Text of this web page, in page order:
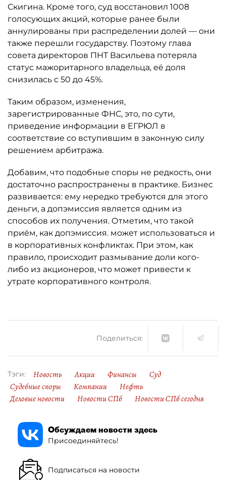
Скигина. Кроме того, суд восстановил 1008
голосующих акций, которые ранее были
аннулированы при распределении долей — они
также перешли государству. Поэтому глава
совета директоров ПНТ Васильева потеряла
статус мажоритарного владельца, её доля
снизилась с 50 до 45%.
Таким образом, изменения,
зарегистрированные ФНС, это, по сути,
приведение информации в ЕГРЮЛ в
соответствие со вступившим в законную силу
решением арбитража.
Добавим, что подобные споры не редкость, они
достаточно распространены в практике. Бизнес
развивается: ему нередко требуются для этого
деньги, а допэмиссия является одним из
способов их получения. Отметим, что такой
приём, как допэмиссия. может использоваться и
в корпоративных конфликтах. При этом, как
правило, происходит размывание доли кого-
либо из акционеров, что может привести к
утрате корпоративного контроля.
Поделиться:
Тэги: Новость Акции Финансы
Суд
Судебные споры
Компании
Нефть
Деловые новости
Новости СПб Новости СПб сегодня
Обсуждаем новости здесь
Присоединяйтесь!
Подписаться на новости